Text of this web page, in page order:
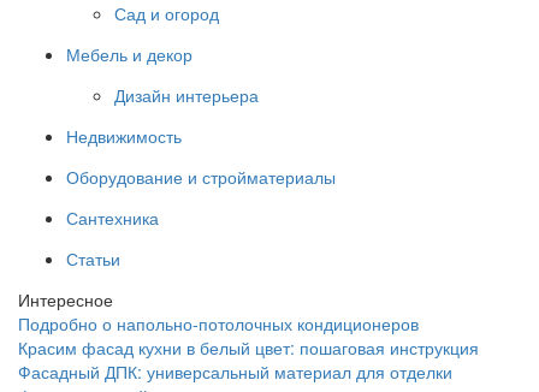
Сад и огород
Мебель и декор
Дизайн интерьера
Недвижимость
Оборудование и стройматериалы
Сантехника
Статьи
Интересное
Подробно о напольно-потолочных кондиционеров
Красим фасад кухни в белый цвет: пошаговая инструкция
Фасадный ДПК: универсальный материал для отделки